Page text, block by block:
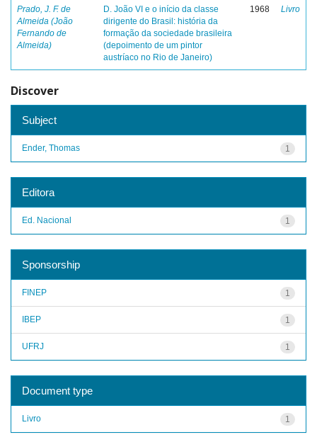
Prado, J. F. de
Almeida (João
Fernando de
Almeida)
D. João VI e o início da classe
dirigente do Brasil: história da
formação da sociedade brasileira
(depoimento de um pintor
austríaco no Rio de Janeiro)
1968 Livro
Discover
Subject
1
Ender, Thomas
Editora
1
Ed. Nacional
Sponsorship
1
FINEP
1
IBEP
1
UFRJ
Document type
1
Livro